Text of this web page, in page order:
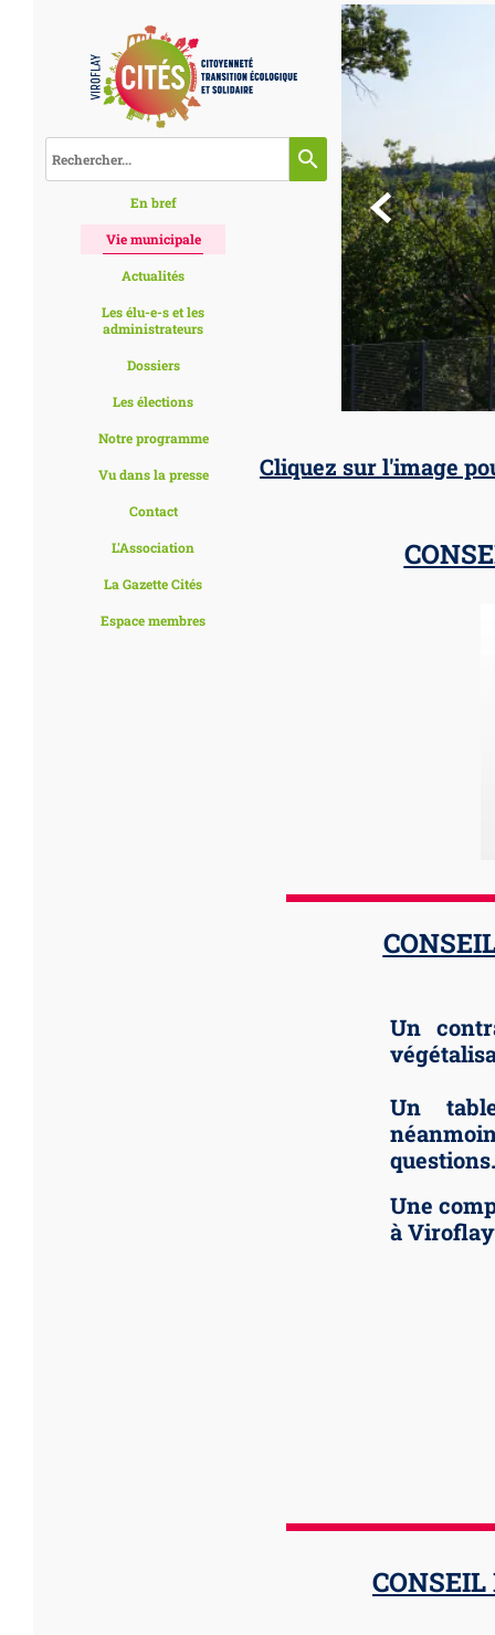
En bref
Vie municipale
Actualités
Les élu-e-s et les
administrateurs
Dossiers
Les élections
Notre programme
Vu dans la presse
Contact
L'Association
La Gazette Cités
Espace membres

search
Cliquez sur l'image
Un
Un
questions.
Une
à